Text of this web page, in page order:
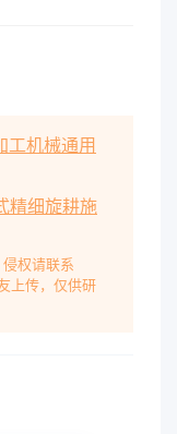
机械通用
精细旋耕施
权请联系
上传，仅供研